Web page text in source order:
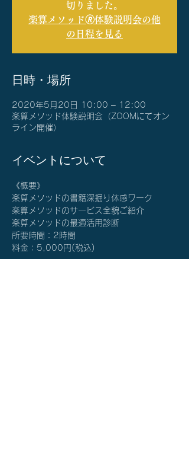
切りました。
楽算メソッド🄬体験説明会の他
の日程を見る
日時・場所
2020年5月20日 10:00 – 12:00
楽算メソッド体験説明会（ZOOMにてオン
ライン開催）
イベントについて
《概要》
楽算メソッドの書籍深掘り体感ワーク
楽算メソッドのサービス全貌ご紹介
楽算メソッドの最適活用診断
所要時間：2時間
​料金：5,000円(税込)